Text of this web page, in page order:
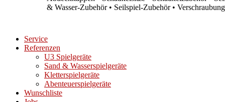
& Wasser-Zubehör • Seilspiel-Zubehör •
Service
Referenzen
U3 Spielgeräte
Sand & Wasserspielgeräte
Kletterspielgeräte
Abenteuerspielgeräte
Wunschliste